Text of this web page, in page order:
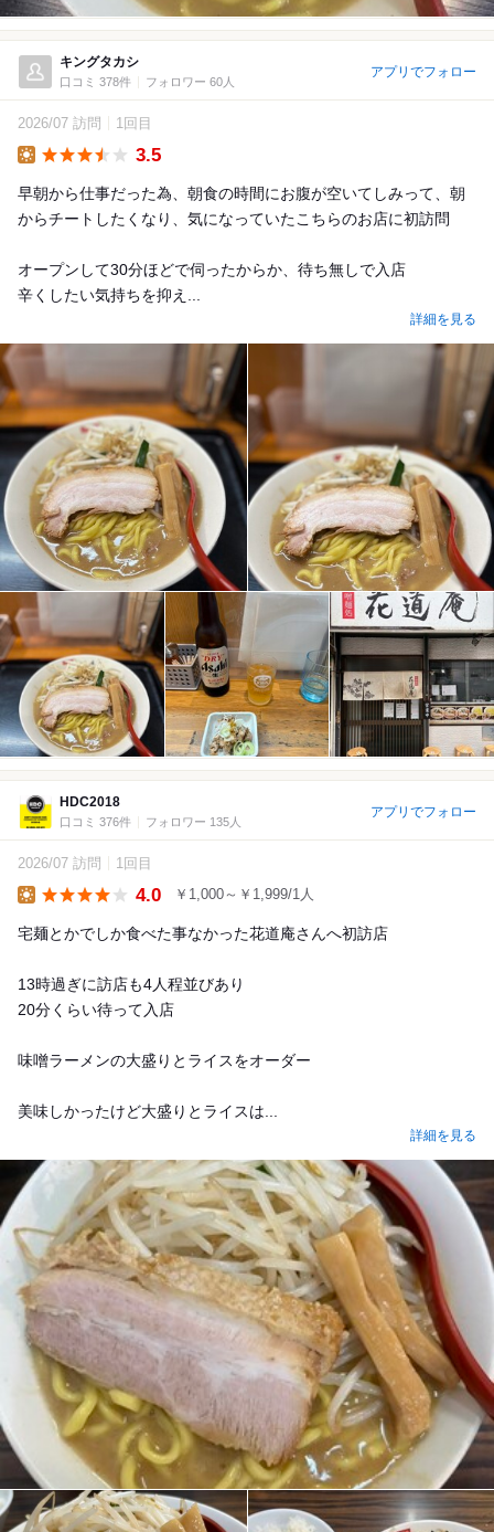
キングタカシ
口コミ 378件 フォロワー 60人
アプリでフォロー
2026/07 訪問 1回目
3.5
早朝から仕事だった為、朝食の時間にお腹が空いてしみって、朝
からチートしたくなり、気になっていたこちらのお店に初訪問
オープンして30分ほどで伺ったからか、待ち無しで入店
辛くしたい気持ちを抑え...
詳細を見る
HDC2018
口コミ 376件 フォロワー 135人
アプリでフォロー
2026/07 訪問 1回目
4.0 ￥1,000～￥1,999/1人
宅麺とかでしか食べた事なかった花道庵さんへ初訪店
13時過ぎに訪店も4人程並びあり
20分くらい待って入店
味噌ラーメンの大盛りとライスをオーダー
美味しかったけど大盛りとライスは...
詳細を見る